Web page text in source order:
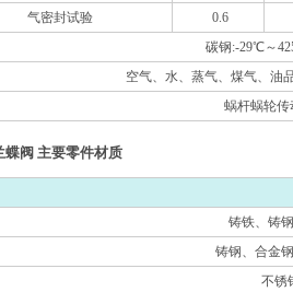
气密封试验
0.6
碳钢:-29℃～
空气、水、蒸气、煤气、油
蜗杆蜗轮传
蝶阀 主要零件材质
铸铁、铸
铸钢、合金
不锈